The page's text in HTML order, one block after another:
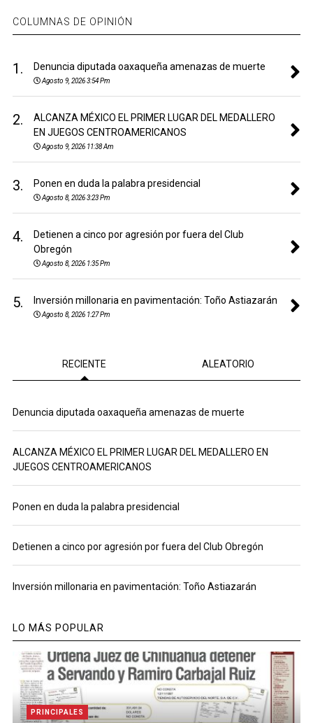
COLUMNAS DE OPINIÓN
1. Denuncia diputada oaxaqueña amenazas de muerte
Agosto 9, 2026 3:54 Pm
2.
ALCANZA MÉXICO EL PRIMER LUGAR DEL MEDALLERO
EN JUEGOS CENTROAMERICANOS
Agosto 9, 2026 11:38 Am
3. Ponen en duda la palabra presidencial
Agosto 8, 2026 3:23 Pm
4.
Detienen a cinco por agresión por fuera del Club
Obregón
Agosto 8, 2026 1:35 Pm
5. Inversión millonaria en pavimentación: Toño Astiazarán
Agosto 8, 2026 1:27 Pm
RECIENTE ALEATORIO
Denuncia diputada oaxaqueña amenazas de muerte
ALCANZA MÉXICO EL PRIMER LUGAR DEL MEDALLERO EN
JUEGOS CENTROAMERICANOS
Ponen en duda la palabra presidencial
Detienen a cinco por agresión por fuera del Club Obregón
Inversión millonaria en pavimentación: Toño Astiazarán
LO MÁS POPULAR
PRINCIPALES